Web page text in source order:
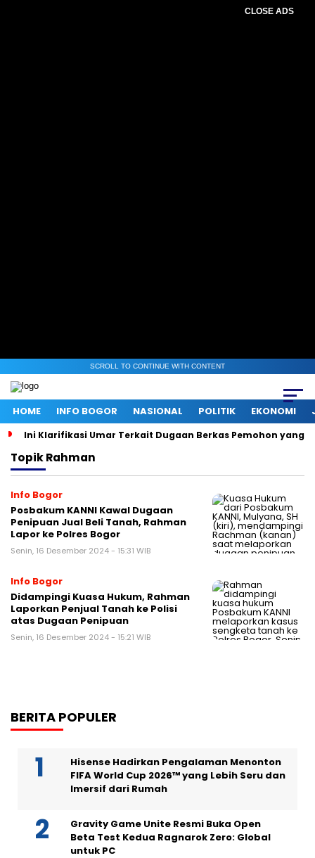
CLOSE ADS
SCROLL TO CONTINUE WITH CONTENT
HOME INFO BOGOR NASIONAL POLITIK EKONOMI
Ini Klarifikasi Umar Terkait Dugaan Berkas Pemohon yang
TopikRahman
Info Bogor
Posbakum KANNI Kawal Dugaan
Penipuan Jual Beli Tanah, Rahman
Lapor ke Polres Bogor
Senin, 16 Desember 2024 - 15:31 WIB
Info Bogor
Didampingi Kuasa Hukum, Rahman
Laporkan Penjual Tanah ke Polisi
atas Dugaan Penipuan
Senin, 16 Desember 2024 - 15:21 WIB
BERITA POPULER
Hisense Hadirkan Pengalaman Menonton
FIFA World Cup 2026™ yang Lebih Seru dan
Imersif dari Rumah
Gravity Game Unite Resmi Buka Open
Beta Test Kedua Ragnarok Zero: Global
untuk PC